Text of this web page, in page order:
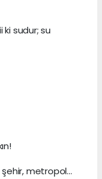
sudur; su
şehir, metropol…